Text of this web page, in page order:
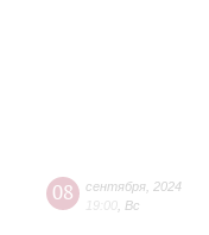
08 сентября 2024
19:00 Вс